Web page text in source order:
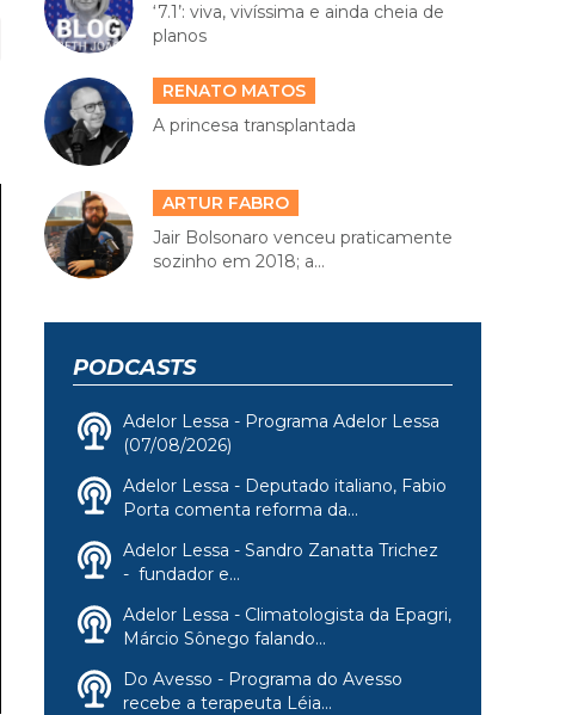
‘7.1’: viva, vivíssima e ainda cheia de
planos
RENATO MATOS
A princesa transplantada
ARTUR FABRO
Jair Bolsonaro venceu praticamente
sozinho em 2018; a...
PODCASTS
Adelor Lessa - Programa Adelor Lessa
(07/08/2026)
Adelor Lessa - Deputado italiano, Fabio
Porta comenta reforma da...
Adelor Lessa - Sandro Zanatta Trichez
- fundador e...
Adelor Lessa - Climatologista da Epagri,
Márcio Sônego falando...
Do Avesso - Programa do Avesso
recebe a terapeuta Léia...